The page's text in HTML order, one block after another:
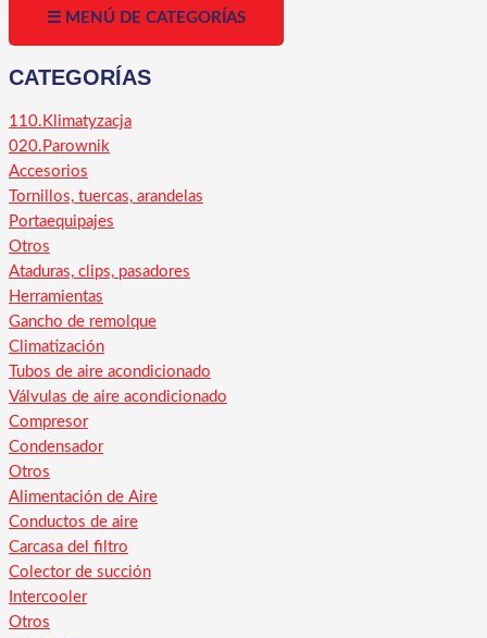
☰ MENÚ DE CATEGORÍAS
CATEGORÍAS
110.Klimatyzacja
020.Parownik
Accesorios
Tornillos, tuercas, arandelas
Portaequipajes
Otros
Ataduras, clips, pasadores
Herramientas
Gancho de remolque
Climatización
Tubos de aire acondicionado
Válvulas de aire acondicionado
Compresor
Condensador
Otros
Alimentación de Aire
Conductos de aire
Carcasa del filtro
Colector de succión
Intercooler
Otros